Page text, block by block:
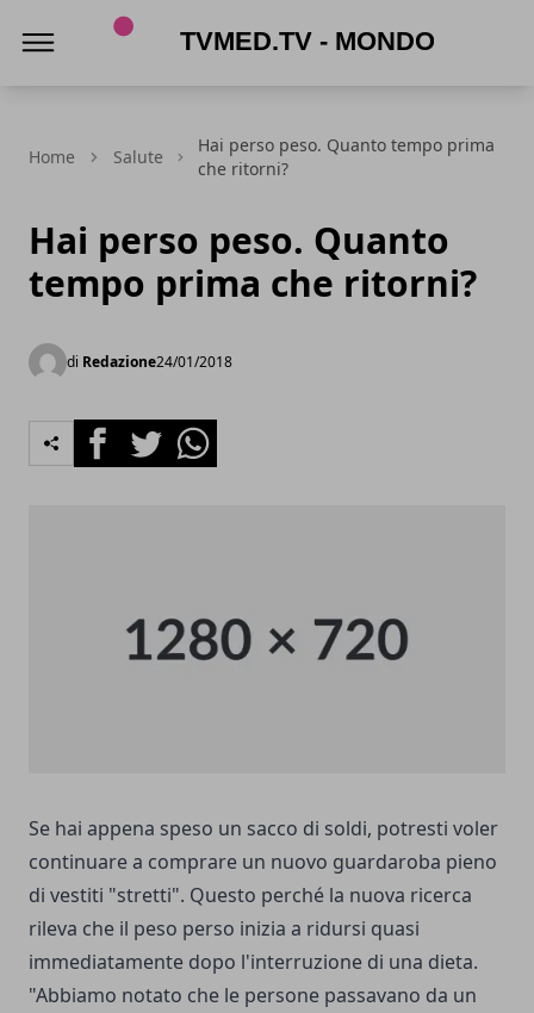
Home Salute
Hai perso peso. Quanto tempo prima
che ritorni?
Hai perso peso. Quanto
tempo prima che ritorni?
di Redazione24/01/2018
FacebookTwitterWhatsapp
Se hai appena speso un sacco di soldi, potresti voler
continuare a comprare un nuovo guardaroba pieno
di vestiti "stretti". Questo perché la nuova ricerca
rileva che il peso perso inizia a ridursi quasi
immediatamente dopo l'interruzione di una dieta.
"Abbiamo notato che le persone passavano da un